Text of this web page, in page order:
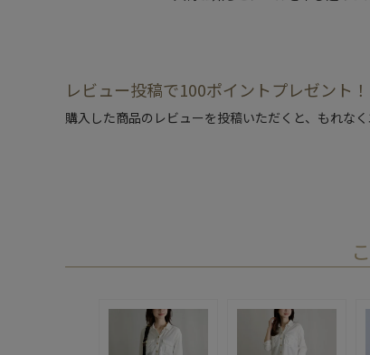
レビュー投稿で100ポイントプレゼント！
購入した商品のレビューを投稿いただくと、もれな